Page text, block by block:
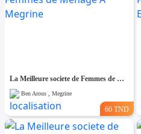
La Meilleure societe de Femmes de Ménage A Megrine
Ben Arous , Megrine
60 TND